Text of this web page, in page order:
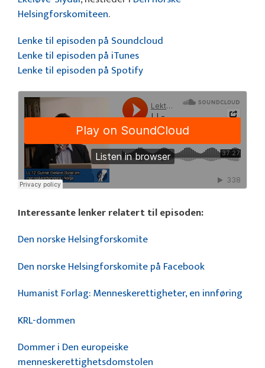
Helsingforskomiteen.
Lenke til episoden på Soundcloud
Lenke til episoden på iTunes
Lenke til episoden på Spotify
Interessante lenker relatert til episoden:
Den norske Helsingforskomite
Den norske Helsingforskomite på Facebook
Humanist Forlag: Menneskerettigheter, en innføring
KRL-dommen
Dommer i Den europeiske
menneskerettighetsdomstolen